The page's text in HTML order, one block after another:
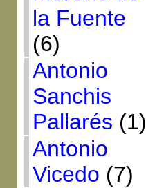
la Fuente
(6)
Antonio
Sanchis
Pallarés (1)
Antonio
Vicedo (7)